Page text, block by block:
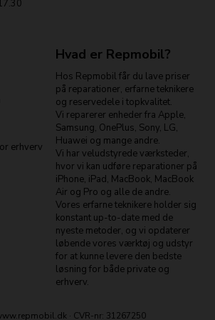
erhverv
Hvad er Repmobil?
Hos Repmobil får du lave priser
på reparationer, erfarne teknikere
og reservedele i topkvalitet.
Vi reparerer enheder fra Apple,
Samsung, OnePlus, Sony, LG,
Huawei og mange andre.
Vi har veludstyrede værksteder,
hvor vi kan udføre reparationer på
iPhone, iPad, MacBook, MacBook
Air og Pro og alle de andre.
Vores erfarne teknikere holder sig
konstant up-to-date med de
nyeste metoder, og vi opdaterer
løbende vores værktøj og udstyr
for at kunne levere den bedste
løsning for både private og
erhverv.
· CVR-nr: 31267250